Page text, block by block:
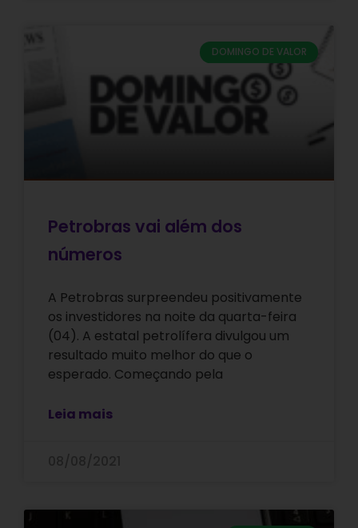
DOMINGO DE VALOR
Petrobras vai além dos
números
A Petrobras surpreendeu positivamente
os investidores na noite da quarta-feira
(04). A estatal petrolífera divulgou um
resultado muito melhor do que o
esperado. Começando pela
Leia mais